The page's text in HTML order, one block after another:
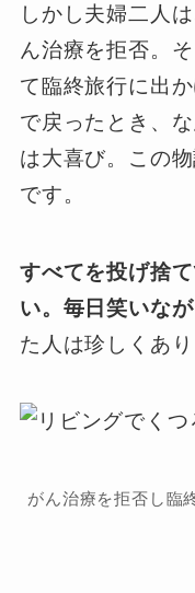
しかし夫婦二人
ん治療を拒否。
て臨終旅行に出
で戻ったとき、
は大喜び。この
です。
すべてを投げ捨
い。毎日笑いなが
た人は珍しくあり
がん治療を拒否し臨